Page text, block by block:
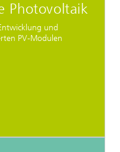
Photovoltaik
und
PV-Modulen